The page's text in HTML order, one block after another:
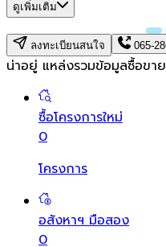
ดูเพิ่มเติม
ลงทะเบียนสนใจ 065-
น่าอยู่ แหล่งรวมข้อมูลซื้อขา
ซื้อโครงการใหม่
0
โครงการ
อสังหาฯ มือสอง
0